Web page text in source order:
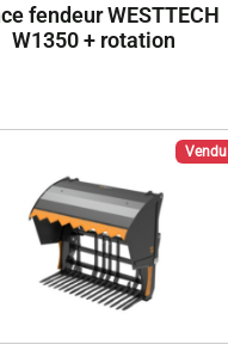
fendeur WESTTECH
W1350 + rotation
Vendu